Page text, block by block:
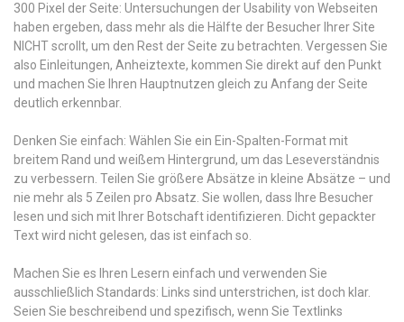
300 Pixel der Seite: Untersuchungen der Usability von Webseiten
haben ergeben, dass mehr als die Hälfte der Besucher Ihrer Site
NICHT scrollt, um den Rest der Seite zu betrachten. Vergessen Sie
also Einleitungen, Anheiztexte, kommen Sie direkt auf den Punkt
und machen Sie Ihren Hauptnutzen gleich zu Anfang der Seite
deutlich erkennbar.
Denken Sie einfach: Wählen Sie ein Ein-Spalten-Format mit
breitem Rand und weißem Hintergrund, um das Leseverständnis
zu verbessern. Teilen Sie größere Absätze in kleine Absätze – und
nie mehr als 5 Zeilen pro Absatz. Sie wollen, dass Ihre Besucher
lesen und sich mit Ihrer Botschaft identifizieren. Dicht gepackter
Text wird nicht gelesen, das ist einfach so.
Machen Sie es Ihren Lesern einfach und verwenden Sie
ausschließlich Standards: Links sind unterstrichen, ist doch klar.
Seien Sie beschreibend und spezifisch, wenn Sie Textlinks